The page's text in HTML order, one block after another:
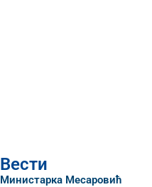
Вести
Министарка Месаровић